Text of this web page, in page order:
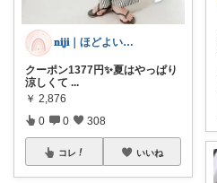
𝐧𝐢𝐣𝐢｜ほどよい華を、暮らしに
クーポン1377円✨️夏はやっぱり
涼しくて ...
￥ 2,876
0 0 308
コレ いいね